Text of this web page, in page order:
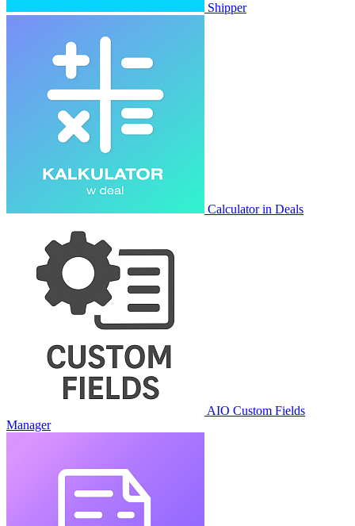
Shipper
Calculator in Deals
AIO Custom Fields
Manager